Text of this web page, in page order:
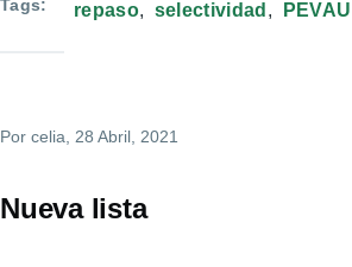
Tags repaso selectividad PEVAU
Por celia, 28 Abril, 2021
Nueva lista